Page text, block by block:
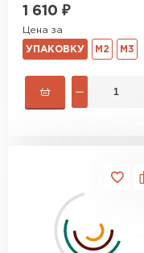
1 610 ₽
Цена за
УПАКОВКУ М2 М3